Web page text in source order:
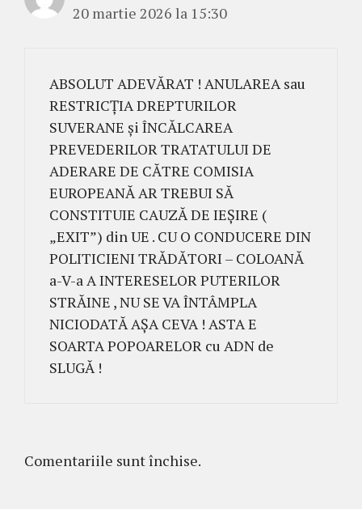
20 martie 2026 la 15:30
ABSOLUT ADEVĂRAT ! ANULAREA sau
RESTRICȚIA DREPTURILOR
SUVERANE și ÎNCĂLCAREA
PREVEDERILOR TRATATULUI DE
ADERARE DE CĂTRE COMISIA
EUROPEANĂ AR TREBUI SĂ
CONSTITUIE CAUZĂ DE IEȘIRE (
„EXIT”) din UE . CU O CONDUCERE DIN
POLITICIENI TRĂDĂTORI – COLOANĂ
a-V-a A INTERESELOR PUTERILOR
STRĂINE , NU SE VA ÎNTÂMPLA
NICIODATĂ AȘA CEVA ! ASTA E
SOARTA POPOARELOR cu ADN de
SLUGĂ !
Comentariile sunt închise.